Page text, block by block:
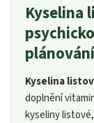
Kyselina
Kyselina
doplnění
kyseliny